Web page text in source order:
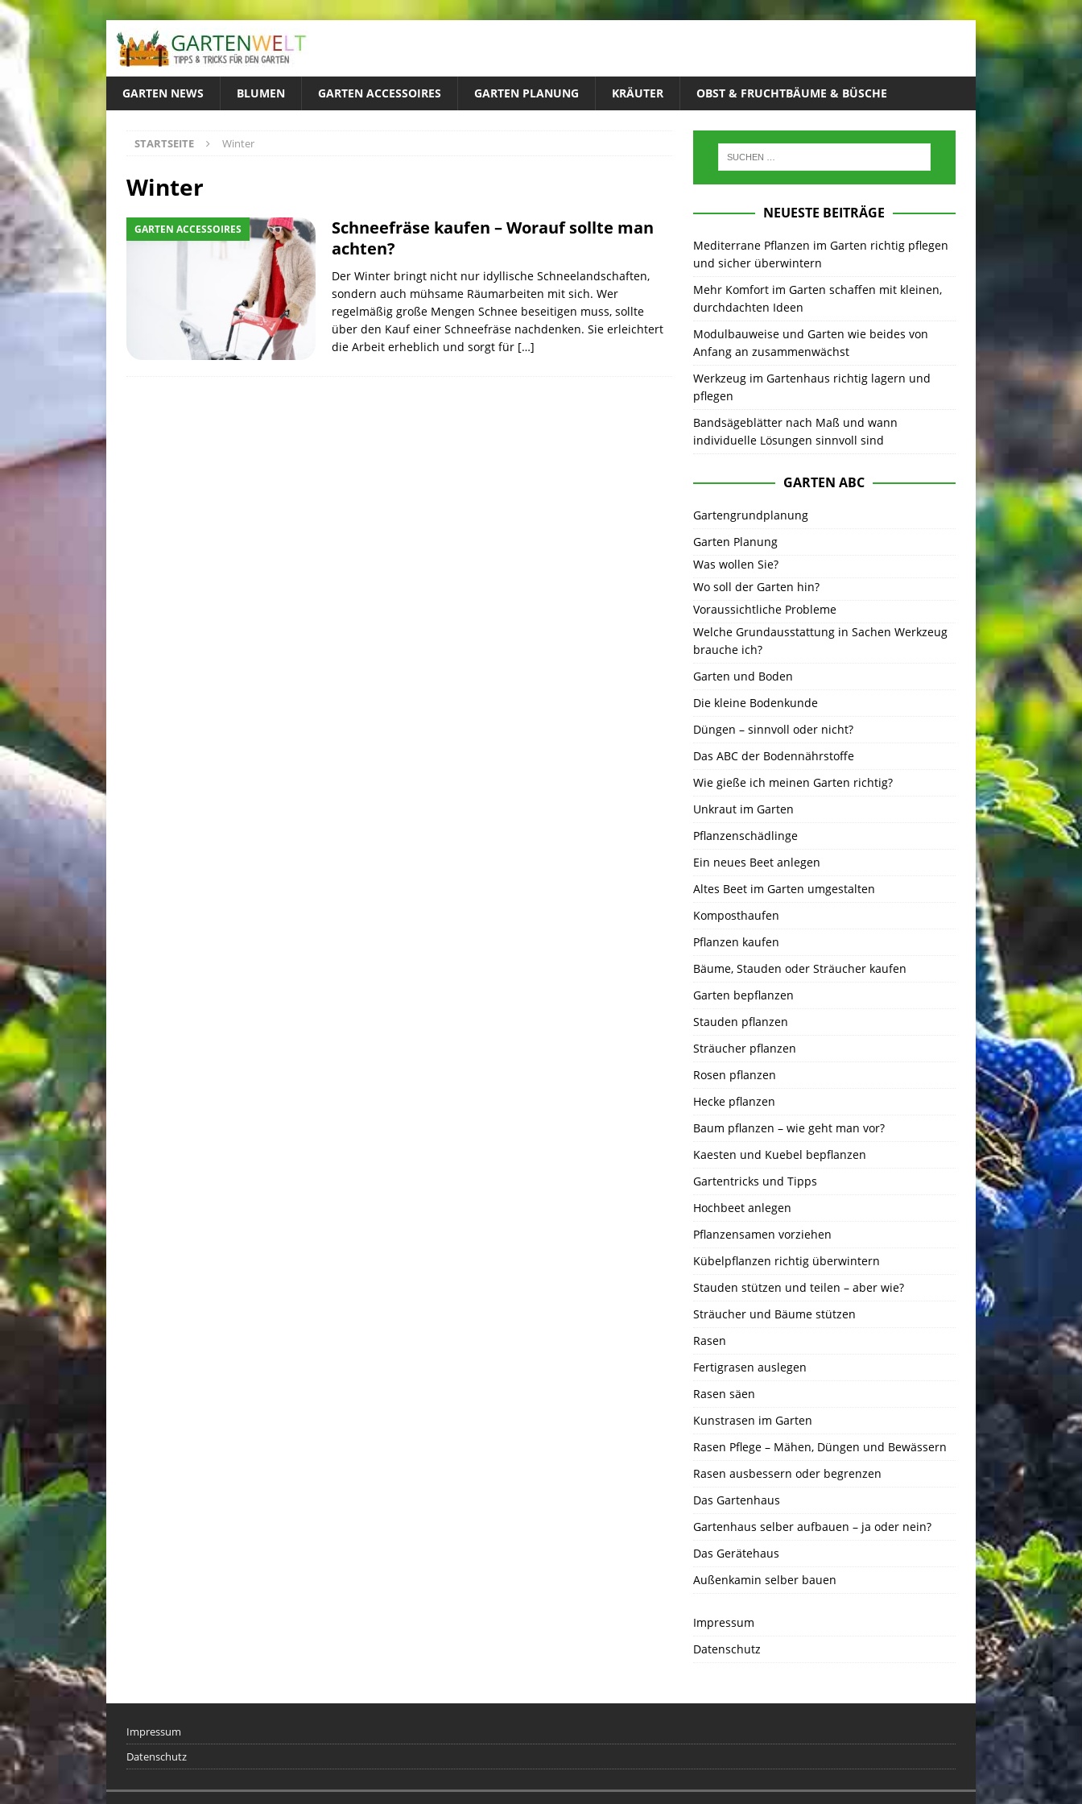
GARTEN NEWS BLUMEN GARTEN ACCESSOIRES GARTEN PLANUNG KRÄUTER OBST & FRUCHTBÄUME & BÜSCHE
STARTSEITE Winter
Winter
GARTEN ACCESSOIRES
Schneefräse kaufen – Worauf sollte man
achten?
Der Winter bringt nicht nur idyllische Schneelandschaften,
sondern auch mühsame Räumarbeiten mit sich. Wer
regelmäßig große Mengen Schnee beseitigen muss, sollte
über den Kauf einer Schneefräse nachdenken. Sie erleichtert
die Arbeit erheblich und sorgt für […]
NEUESTE BEITRÄGE
Mediterrane Pflanzen im Garten richtig pflegen
und sicher überwintern
Mehr Komfort im Garten schaffen mit kleinen,
durchdachten Ideen
Modulbauweise und Garten wie beides von
Anfang an zusammenwächst
Werkzeug im Gartenhaus richtig lagern und
pflegen
Bandsägeblätter nach Maß und wann
individuelle Lösungen sinnvoll sind
GARTEN ABC
Gartengrundplanung
Garten Planung
Was wollen Sie?
Wo soll der Garten hin?
Voraussichtliche Probleme
Welche Grundausstattung in Sachen Werkzeug
brauche ich?
Garten und Boden
Die kleine Bodenkunde
Düngen – sinnvoll oder nicht?
Das ABC der Bodennährstoffe
Wie gieße ich meinen Garten richtig?
Unkraut im Garten
Pflanzenschädlinge
Ein neues Beet anlegen
Altes Beet im Garten umgestalten
Komposthaufen
Pflanzen kaufen
Bäume, Stauden oder Sträucher kaufen
Garten bepflanzen
Stauden pflanzen
Sträucher pflanzen
Rosen pflanzen
Hecke pflanzen
Baum pflanzen – wie geht man vor?
Kaesten und Kuebel bepflanzen
Gartentricks und Tipps
Hochbeet anlegen
Pflanzensamen vorziehen
Kübelpflanzen richtig überwintern
Stauden stützen und teilen – aber wie?
Sträucher und Bäume stützen
Rasen
Fertigrasen auslegen
Rasen säen
Kunstrasen im Garten
Rasen Pflege – Mähen, Düngen und Bewässern
Rasen ausbessern oder begrenzen
Das Gartenhaus
Gartenhaus selber aufbauen – ja oder nein?
Das Gerätehaus
Außenkamin selber bauen
Impressum
Datenschutz
Impressum
Datenschutz